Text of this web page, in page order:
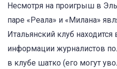
Несмотря на проигрыш в
паре «Реала» и «Милана»
Итальянский клуб
информации журналистов
в клубе шатко (его могут